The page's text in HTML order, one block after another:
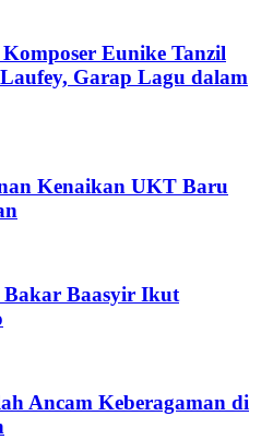
Eunike Tanzil
Garap Lagu dalam
Kenaikan UKT Baru
Bakar Baasyir Ikut
Ancam Keberagaman di